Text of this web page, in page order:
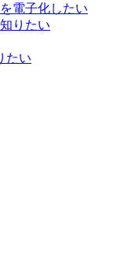
電子化したい
りたい
たい